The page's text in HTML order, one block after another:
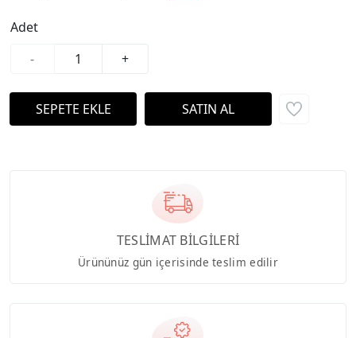
Adet
-
+
TESLİMAT BİLGİLERİ
Ürününüz gün içerisinde teslim edilir